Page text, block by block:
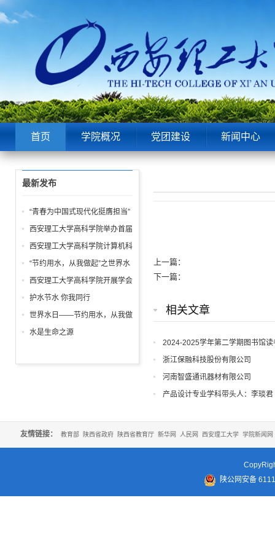
首页 学院概况 党团建设 新闻中心
上一篇：
下一篇：
相关文章
2024-2025学年第二学期图书馆读
浙江保融科技股份有限公司
河南智盛通讯器材有限公司
产品设计专业学科带头人：李琰君
最新发布
“青春为中国式现代化挺膺担当”
——院团委举办五四表彰大会暨
青春故事分享会！
西安理工大学高科学院举办首届
“阳光体育节 运动嘉年华” 活动
西安理工大学高科学院计算机科
学学生第一党支部 “学雷锋” 系
列主题活动精彩纷呈
“节约用水，从我做起”之世界水
日
西安理工大学高科学院开展学会
感恩与爱同行征文表彰大会
护水节水 你我同行
世界水日——节约用水，从我做
起!
水是生命之源
友情链接： 教育部 陕西省政府 陕西省教育厅 新华网 人民网 西安理工大学 学院新闻网
陕公网安备